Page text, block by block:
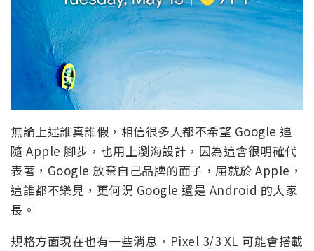
無論上述誰真誰假，相信很多人都不希望 Google 追
隨 Apple 腳步，也用上瀏海設計，因為這會很明確代
表著，Google 放棄自己品牌的面子，屈就於 Apple，
這誰都不樂見，更何況 Google 還是 Android 的大家
長。
規格方面現在也有一些消息，Pixel 3/3 XL 可能會搭載